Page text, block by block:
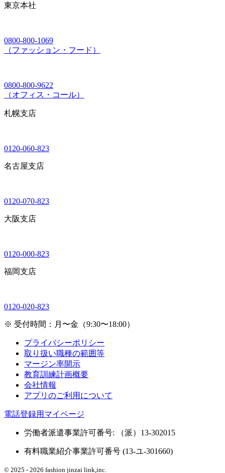
東京本社
0800-800-1069
（ファッション・フード）
0800-800-9622
（オフィス・コール）
札幌支店
0120-060-823
名古屋支店
0120-070-823
大阪支店
0120-000-823
福岡支店
0120-020-823
※ 受付時間：月〜金（9:30〜18:00）
プライバシーポリシー
取り扱い職種の範囲等
マージン率開示
教育訓練計画概要
会社情報
アプリのご利用について
電話登録用マイページ
労働者派遣事業許可番号: （派）13-302015
有料職業紹介事業許可番号 (13-ユ-301660)
© 2025 - 2026 fashion jinzai link,inc.